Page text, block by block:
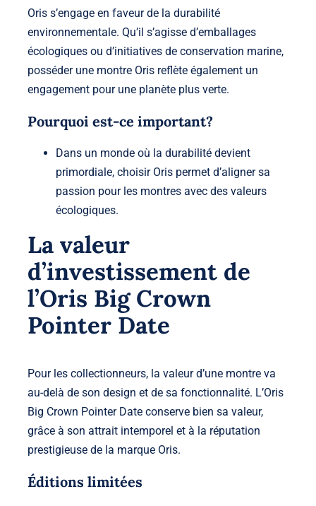
Oris s’engage en faveur de la durabilité
environnementale. Qu’il s’agisse d’emballages
écologiques ou d’initiatives de conservation marine,
posséder une montre Oris reflète également un
engagement pour une planète plus verte.
Pourquoi est-ce important?
Dans un monde où la durabilité devient
primordiale, choisir Oris permet d’aligner sa
passion pour les montres avec des valeurs
écologiques.
La valeur
d’investissement de
l’Oris Big Crown
Pointer Date
Pour les collectionneurs, la valeur d’une montre va
au-delà de son design et de sa fonctionnalité. L’Oris
Big Crown Pointer Date conserve bien sa valeur,
grâce à son attrait intemporel et à la réputation
prestigieuse de la marque Oris.
Éditions limitées